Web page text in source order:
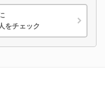
をチェック